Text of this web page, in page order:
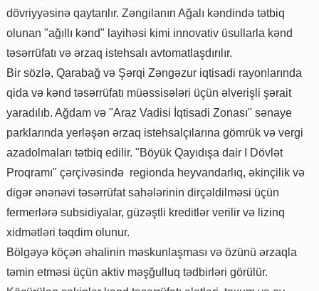
dövriyyəsinə qaytarılır. Zəngilanın Ağalı kəndində tətbiq
olunan "ağıllı kənd" layihəsi kimi innovativ üsullarla kənd
təsərrüfatı və ərzaq istehsalı avtomatlaşdırılır.
Bir sözlə, Qarabağ və Şərqi Zəngəzur iqtisadi rayonlarında
qida və kənd təsərrüfatı müəssisələri üçün əlverişli şərait
yaradılıb. Ağdam və "Araz Vadisi İqtisadi Zonası" sənaye
parklarında yerləşən ərzaq istehsalçılarına gömrük və vergi
azadolmaları tətbiq edilir. "Böyük Qayıdışa dair I Dövlət
Proqramı" çərçivəsində regionda heyvandarlıq, əkinçilik və
digər ənənəvi təsərrüfat sahələrinin dirçəldilməsi üçün
fermerlərə subsidiyalar, güzəştli kreditlər verilir və lizinq
xidmətləri təqdim olunur.
Bölgəyə köçən əhalinin məskunlaşması və özünü ərzaqla
təmin etməsi üçün aktiv məşğulluq tədbirləri görülür.